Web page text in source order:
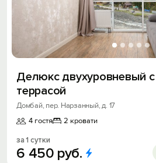
Делюкс двухуровневый
террасой
Домбай, пер. Нарзанный, д. 17
4 гостя
2 кровати
за 1 сутки
6 450 руб.